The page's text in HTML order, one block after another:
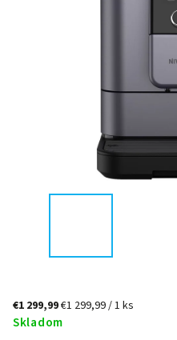
€1 299,99€1 299,99 / 1 ks
Skladom